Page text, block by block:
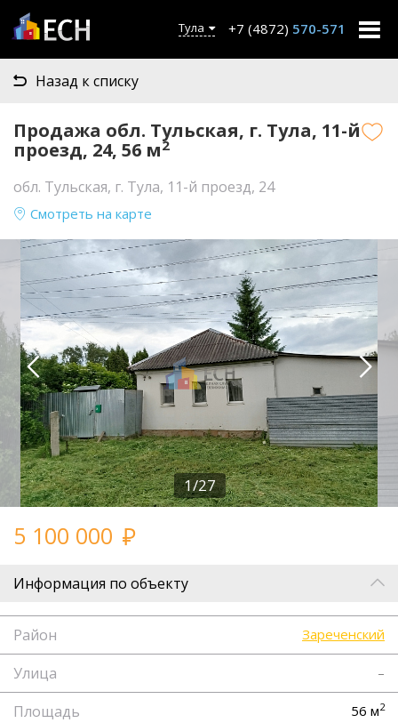
Тула +7 (4872) 570-571
Назад к списку
Продажа обл. Тульская, г. Тула, 11-й
проезд, 24, 56 м2
обл. Тульская, г. Тула, 11-й проезд, 24
Смотреть на карте
1/27
5 100 000
Информация по объекту
Район Зареченский
Улица –
Площадь 56 м2